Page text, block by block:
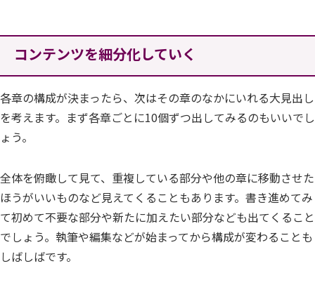
コンテンツを細分化していく
各章の構成が決まったら、次はその章のなかにいれる大見出し
を考えます。まず各章ごとに10個ずつ出してみるのもいいでし
ょう。
全体を俯瞰して見て、重複している部分や他の章に移動させた
ほうがいいものなど見えてくることもあります。書き進めてみ
て初めて不要な部分や新たに加えたい部分なども出てくること
でしょう。執筆や編集などが始まってから構成が変わることも
しばしばです。